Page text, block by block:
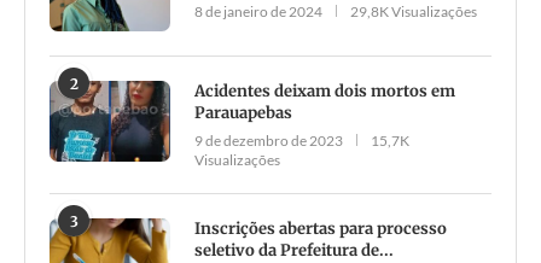
8 de janeiro de 2024 29,8K Visualizações
2
Acidentes deixam dois mortos em
Parauapebas
9 de dezembro de 2023
15,7K
Visualizações
3
Inscrições abertas para processo
seletivo da Prefeitura de...